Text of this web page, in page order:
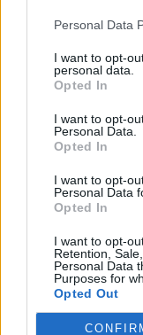
Personal Data
I want to opt-
personal data.
Opted In
I want to opt-
Personal Data.
Opted In
I want to opt-
Personal Data
Opted In
I want to opt-
Retention,
Personal Data
Purposes for
Opted Out